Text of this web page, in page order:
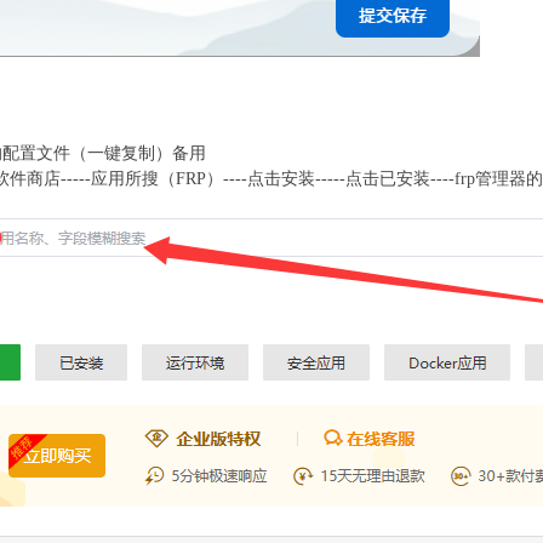
置文件（一键复制）备用
件商店-----应用所搜（FRP）----点击安装-----点击已安装----frp管理器